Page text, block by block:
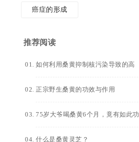
癌症的形成
推荐阅读
如何利用桑黄抑制核污染导致的高
正宗野生桑黄的功效与作用
75岁大爷喝桑黄6个月，竟有如此功
什么是桑黄灵芝？